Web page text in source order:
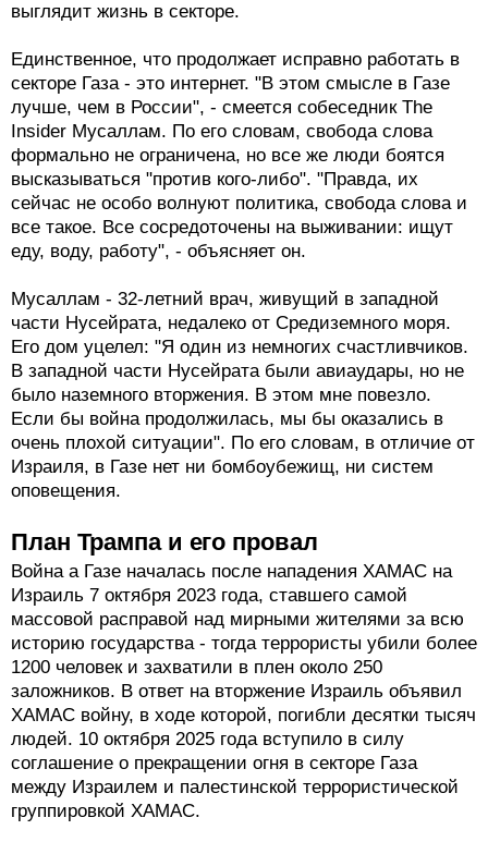
выглядит жизнь в секторе.
Единственное, что продолжает исправно работать в
секторе Газа - это интернет. "В этом смысле в Газе
лучше, чем в России", - смеется собеседник The
Insider Мусаллам. По его словам, свобода слова
формально не ограничена, но все же люди боятся
высказываться "против кого-либо". "Правда, их
сейчас не особо волнуют политика, свобода слова и
все такое. Все сосредоточены на выживании: ищут
еду, воду, работу", - объясняет он.
Мусаллам - 32-летний врач, живущий в западной
части Нусейрата, недалеко от Средиземного моря.
Его дом уцелел: "Я один из немногих счастливчиков.
В западной части Нусейрата были авиаудары, но не
было наземного вторжения. В этом мне повезло.
Если бы война продолжилась, мы бы оказались в
очень плохой ситуации". По его словам, в отличие от
Израиля, в Газе нет ни бомбоубежищ, ни систем
оповещения.
План Трампа и его провал
Война а Газе началась после нападения ХАМАС на
Израиль 7 октября 2023 года, ставшего самой
массовой расправой над мирными жителями за всю
историю государства - тогда террористы убили более
1200 человек и захватили в плен около 250
заложников. В ответ на вторжение Израиль объявил
ХАМАС войну, в ходе которой, погибли десятки тысяч
людей. 10 октября 2025 года вступило в силу
соглашение о прекращении огня в секторе Газа
между Израилем и палестинской террористической
группировкой ХАМАС.